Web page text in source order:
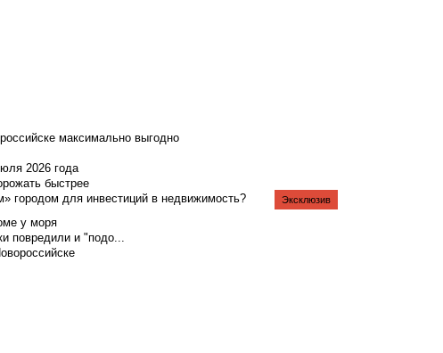
максимально выгодно
2026 года
быстрее
городом для инвестиций в недвижимость?
у моря
повредили и "подо...
Эксклюзив